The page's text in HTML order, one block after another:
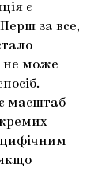
є
за все,
не може
масштаб